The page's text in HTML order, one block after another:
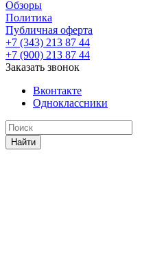
Обзоры
Политика
Публичная оферта
+7 (343) 213 87 44
+7 (900) 213 87 44
Заказать звонок
Вконтакте
Одноклассники
Найти